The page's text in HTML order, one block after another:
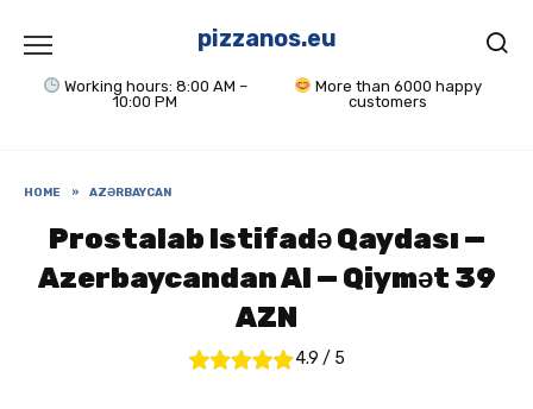
content
pizzanos.eu
Working hours: 8:00 AM –
10:00 PM
More than 6000 happy
customers
HOME » AZƏRBAYCAN
Prostalab Istifadə Qaydası —
Azerbaycandan Al — Qiymət 39
AZN
4.9 / 5